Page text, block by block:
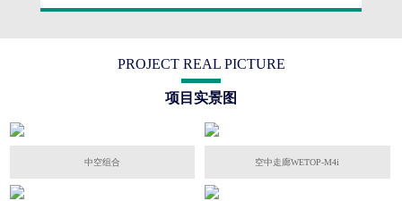
PROJECT REAL PICTURE
项目实景图
中空组合 空中走廊WETOP-M4i